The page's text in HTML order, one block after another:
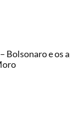
Bolsonaro e os